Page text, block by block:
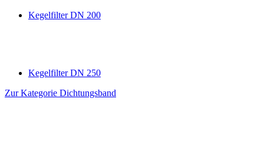
Kegelfilter DN 200
Kegelfilter DN 250
Zur Kategorie Dichtungsband